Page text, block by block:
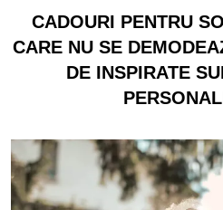
CADOURI PENTRU
CARE NU SE
DE INSPIRATE